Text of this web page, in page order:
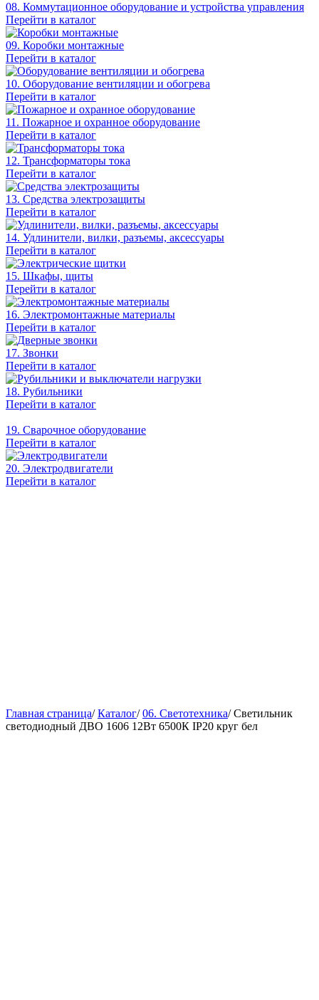
08. Коммутационное оборудование и устройства управления
Перейти в каталог
09. Коробки монтажные
Перейти в каталог
10. Оборудование вентиляции и обогрева
Перейти в каталог
11. Пожарное и охранное оборудование
Перейти в каталог
12. Трансформаторы тока
Перейти в каталог
13. Средства электрозащиты
Перейти в каталог
14. Удлинители, вилки, разъемы, аксессуары
Перейти в каталог
15. Шкафы, щиты
Перейти в каталог
16. Электромонтажные материалы
Перейти в каталог
17. Звонки
Перейти в каталог
18. Рубильники
Перейти в каталог
19. Сварочное оборудование
Перейти в каталог
20. Электродвигатели
Перейти в каталог
Главная страница/ Каталог/ 06. Светотехника/ Светильник
светодиодный ДВО 1606 12Вт 6500К IP20 круг бел